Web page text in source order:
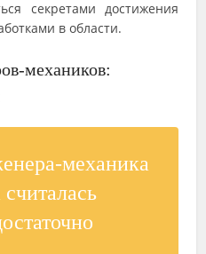
секретами достижения
в области.
механиков:
механика